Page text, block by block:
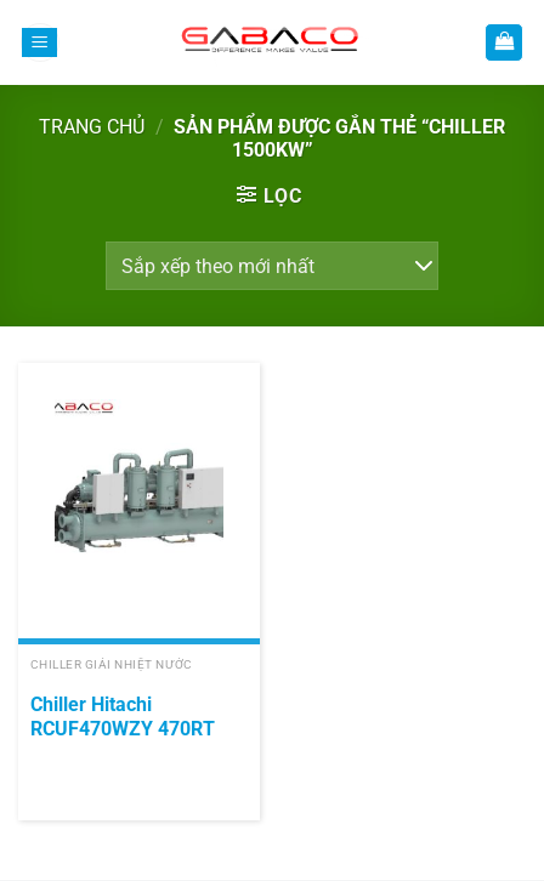
TRANG CHỦ / SẢN PHẨM ĐƯỢC GẮN THẺ “CHILLER
1500KW”
LỌC
CHILLER GIẢI NHIỆT NƯỚC
Chiller Hitachi
RCUF470WZY 470RT